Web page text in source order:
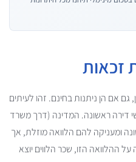
זכאות
אם הן ניתנות בחינם. זהו לעיתים
דירה ראשונה. המדינה (דרך משרד
ומעניקה להם הלוואה מוזלת, אך
ההלוואה הזו, שכר הלווים יוצא